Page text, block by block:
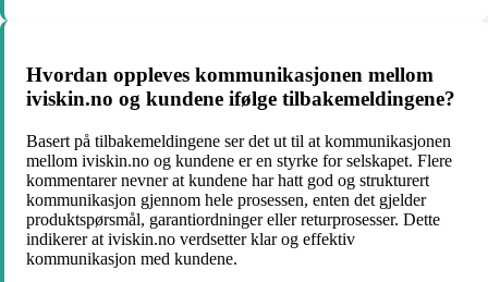
Hvordan oppleves kommunikasjonen mellom
iviskin.no og kundene ifølge tilbakemeldingene?
Basert på tilbakemeldingene ser det ut til at kommunikasjonen
mellom iviskin.no og kundene er en styrke for selskapet. Flere
kommentarer nevner at kundene har hatt god og strukturert
kommunikasjon gjennom hele prosessen, enten det gjelder
produktspørsmål, garantiordninger eller returprosesser. Dette
indikerer at iviskin.no verdsetter klar og effektiv
kommunikasjon med kundene.